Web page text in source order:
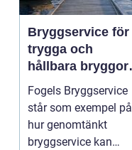
Bryggservice för
trygga och
hållbara bryggor
året runt
Fogels Bryggservice
står som exempel på
hur genomtänkt
bryggservice kan